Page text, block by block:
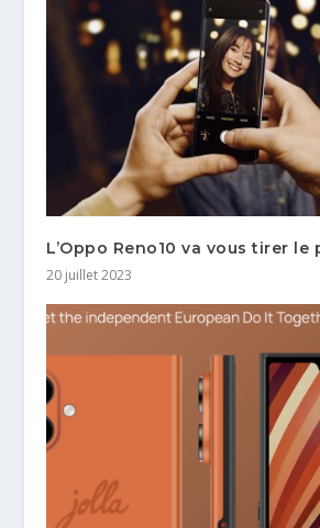
L’Oppo Reno10 va vous tirer le
20 juillet 2023